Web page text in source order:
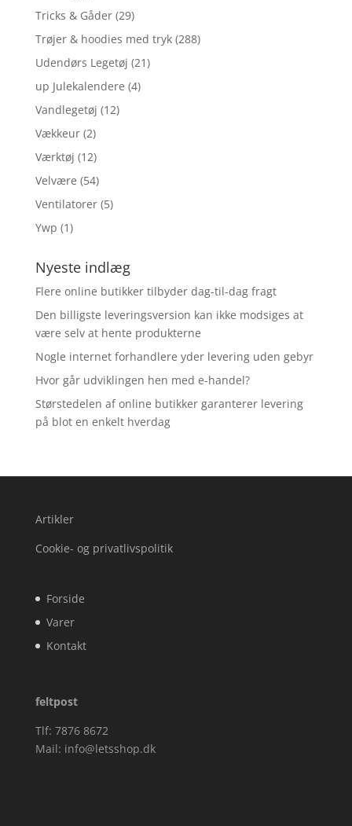
Tricks & Gåder (29)
Trøjer & hoodies med tryk (288)
Udendørs Legetøj (21)
up Julekalendere (4)
Vandlegetøj (12)
Vækkeur (2)
Værktøj (12)
Velvære (54)
Ventilatorer (5)
Ywp (1)
Nyeste indlæg
Flere online butikker tilbyder dag-til-dag fragt
Den billigste leveringsversion kan ikke modsiges at
være selv at hente produkterne
Nogle internet forhandlere yder levering uden gebyr
Hvor går udviklingen hen med e-handel?
Størstedelen af online butikker garanterer levering
på blot en enkelt hverdag
Artikler
Cookie- og privatlivspolitik
Forside
Varer
Kontakt
feltpost
Tlf: 7876 8672
Mail: info@letsshop.dk